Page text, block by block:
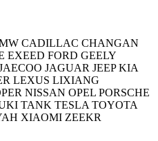
CADILLAC CHANGAN
EXEED FORD GEELY
JAGUAR JEEP KIA
LEXUS LIXIANG
NISSAN OPEL PORSCHE
TANK TESLA TOYOTA
XIAOMI ZEEKR